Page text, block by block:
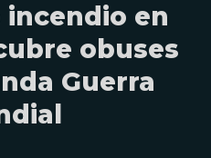
incendio en
obuses
Guerra